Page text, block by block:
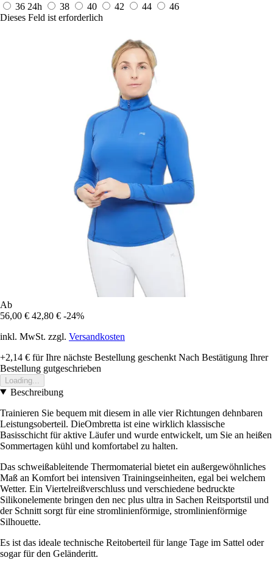
36 24h 38 40 42 44
46
Dieses Feld ist erforderlich
Ab
56,00 € 42,80 € -24%
inkl. MwSt. zzgl. Versandkosten
+2,14 € für Ihre nächste Bestellung geschenkt Nach Bestätigung Ihrer
Bestellung gutgeschrieben
Loading...
Beschreibung
Trainieren Sie bequem mit diesem in alle vier Richtungen dehnbaren
Leistungsoberteil. DieOmbretta ist eine wirklich klassische
Basisschicht für aktive Läufer und wurde entwickelt, um Sie an heißen
Sommertagen kühl und komfortabel zu halten.
Das schweißableitende Thermomaterial bietet ein außergewöhnliches
Maß an Komfort bei intensiven Trainingseinheiten, egal bei welchem
Wetter. Ein Viertelreißverschluss und verschiedene bedruckte
Silikonelemente bringen den nec plus ultra in Sachen Reitsportstil und
der Schnitt sorgt für eine stromlinienförmige, stromlinienförmige
Silhouette.
Es ist das ideale technische Reitoberteil für lange Tage im Sattel oder
sogar für den Geländeritt.